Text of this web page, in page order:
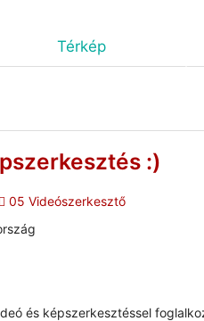
Térkép
:)
05 Videószerkesztő
és képszerkesztéssel